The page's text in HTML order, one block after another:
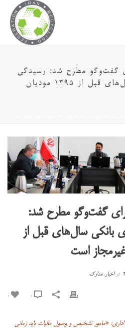
گفت‌وگو مطرح شد: رسیدگی
به تراکنش‌های بانکی سال‌های قبل از ۱۳۹۵ مودیان
گفت‌وگو مطرح شد:
بانکی سال‌های قبل از
دراخبار,مدارک
0
«مامور تشخیص و وصول مالیات باید زمانی